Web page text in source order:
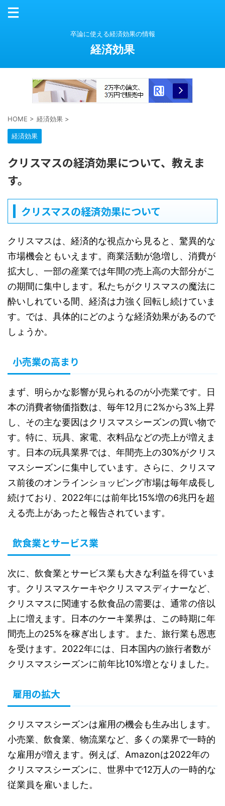
卒論に使える経済効果の情報
経済効果
HOME > 経済効果 >
経済効果
クリスマスの経済効果について、教えま
す。
クリスマスの経済効果について
クリスマスは、経済的な視点から見ると、驚異的な
市場機会ともいえます。商業活動が急増し、消費が
拡大し、一部の産業では年間の売上高の大部分がこ
の期間に集中します。私たちがクリスマスの魔法に
酔いしれている間、経済は力強く回転し続けていま
す。では、具体的にどのような経済効果があるので
しょうか。
小売業の高まり
まず、明らかな影響が見られるのが小売業です。日
本の消費者物価指数は、毎年12月に2%から3%上昇
し、その主な要因はクリスマスシーズンの買い物で
す。特に、玩具、家電、衣料品などの売上が増えま
す。日本の玩具業界では、年間売上の30%がクリス
マスシーズンに集中しています。さらに、クリスマ
ス前後のオンラインショッピング市場は毎年成長し
続けており、2022年には前年比15%増の6兆円を超
える売上があったと報告されています。
飲食業とサービス業
次に、飲食業とサービス業も大きな利益を得ていま
す。クリスマスケーキやクリスマスディナーなど、
クリスマスに関連する飲食品の需要は、通常の倍以
上に増えます。日本のケーキ業界は、この時期に年
間売上の25%を稼ぎ出します。また、旅行業も恩恵
を受けます。2022年には、日本国内の旅行者数が
クリスマスシーズンに前年比10%増となりました。
雇用の拡大
クリスマスシーズンは雇用の機会も生み出します。
小売業、飲食業、物流業など、多くの業界で一時的
な雇用が増えます。例えば、Amazonは2022年の
クリスマスシーズンに、世界中で12万人の一時的な
従業員を雇いました。